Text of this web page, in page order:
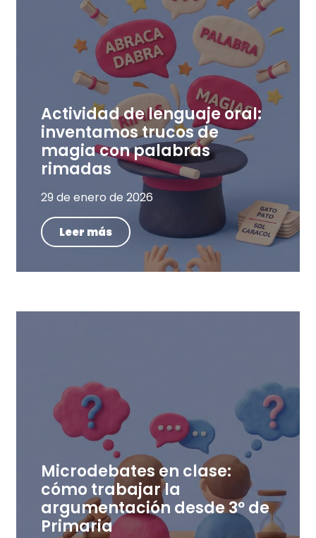
Actividad de lenguaje oral:
inventamos trucos de
magia con palabras
rimadas
29 de enero de 2026
Leer más
Microdebates en clase:
cómo trabajar la
argumentación desde 3º de
Primaria